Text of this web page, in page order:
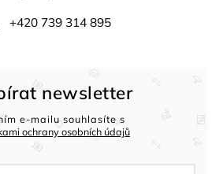
+420 739 314 895
newsletter
e-mailu souhlasíte s
ochrany osobních údajů